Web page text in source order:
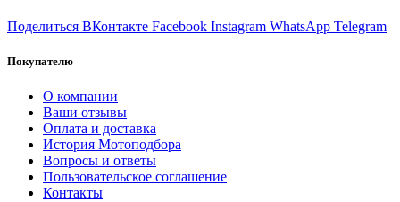
Поделиться ВКонтакте Facebook Instagram WhatsApp Telegram
Покупателю
О компании
Ваши отзывы
Оплата и доставка
История Мотоподбора
Вопросы и ответы
Пользовательское соглашение
Контакты